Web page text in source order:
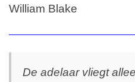
William Blake
De adelaar vliegt